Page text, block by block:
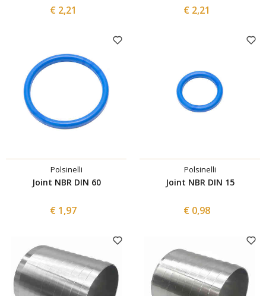
€ 2,21 € 2,21
Polsinelli
Joint NBR DIN 60
€ 1,97
Polsinelli
Joint NBR DIN 15
€ 0,98